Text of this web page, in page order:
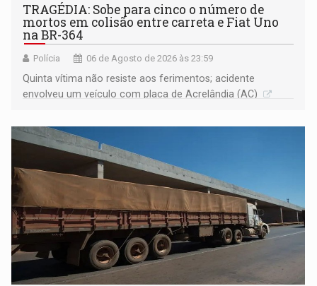
TRAGÉDIA: Sobe para cinco o número de
mortos em colisão entre carreta e Fiat Uno
na BR-364
Polícia 06 de Agosto de 2026 às 23:59
Quinta vítima não resiste aos ferimentos; acidente
envolveu um veículo com placa de Acrelândia (AC)